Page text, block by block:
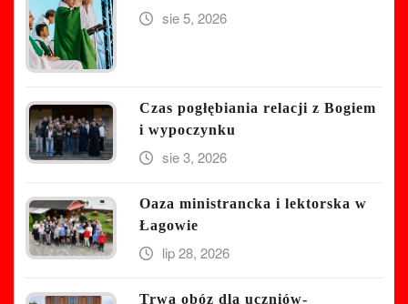
sie 5, 2026
Czas pogłębiania relacji z Bogiem
i wypoczynku
sie 3, 2026
Oaza ministrancka i lektorska w
Łagowie
lip 28, 2026
Trwa obóz dla uczniów-